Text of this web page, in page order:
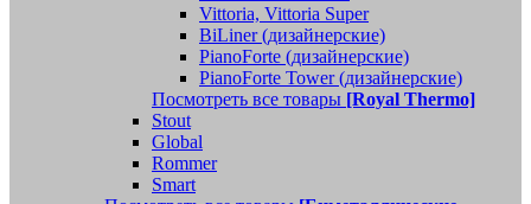
Vittoria, Vittoria Super
BiLiner (дизайнерские)
PianoForte (дизайнерские)
PianoForte Tower (дизайнерские)
Посмотреть все товары [Royal Thermo]
Stout
Global
Rommer
Smart